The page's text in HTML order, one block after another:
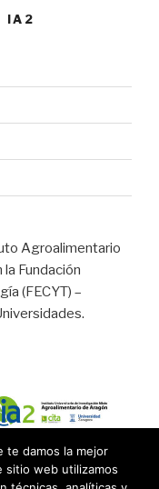
IA2
Agroalimentario
Fundación
(FECYT) –
te damos la mejor
sitio web utilizamos